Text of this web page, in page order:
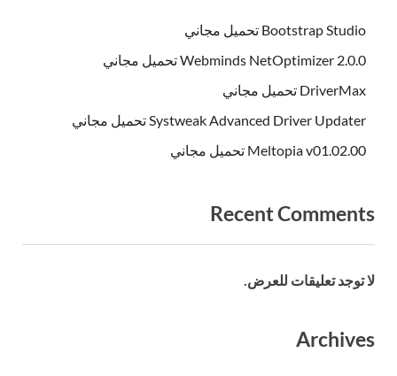
Bootstrap Studio تحميل مجاني
Webminds NetOptimizer 2.0.0 تحميل مجاني
DriverMax تحميل مجاني
Systweak Advanced Driver Updater تحميل مجاني
Meltopia v01.02.00 تحميل مجاني
Recent Comments
لا توجد تعليقات للعرض.
Archives